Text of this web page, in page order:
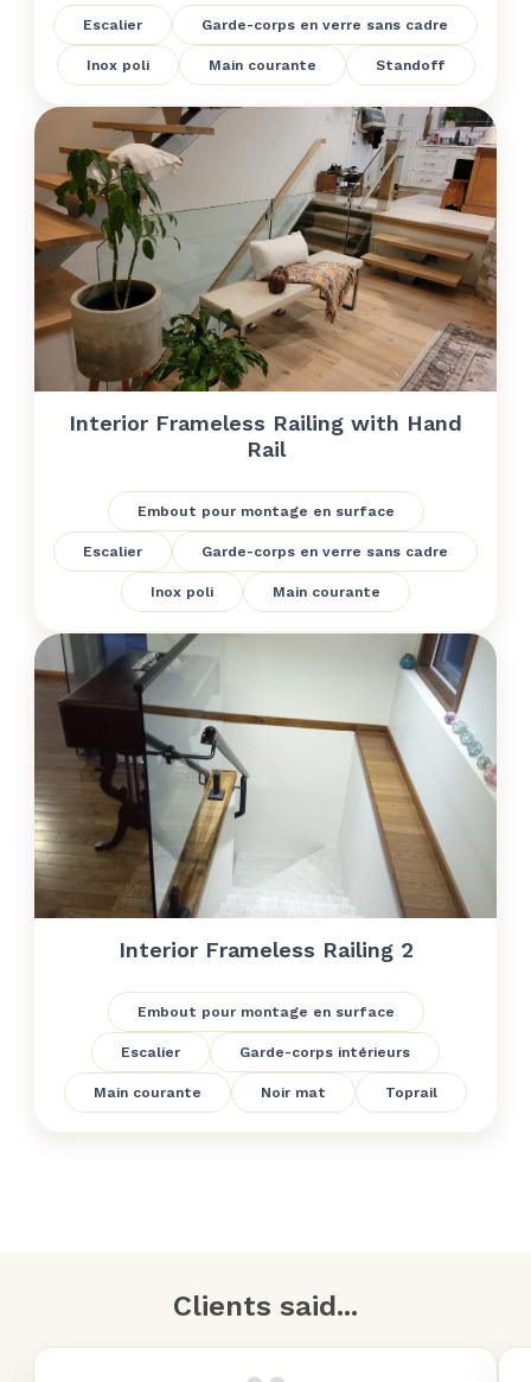
Escalier Garde-corps en verre sans cadre
Inox poli Main courante Standoff
Interior Frameless Railing with Hand
Rail
Embout pour montage en surface
Escalier Garde-corps en verre sans cadre
Inox poli Main courante
Interior Frameless Railing 2
Embout pour montage en surface
Escalier Garde-corps intérieurs
Main courante Noir mat Toprail
Clients said...